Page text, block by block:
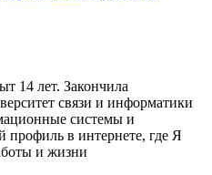
14 лет. Закончила
связи и информатики
системы и
в интернете, где Я
и жизни